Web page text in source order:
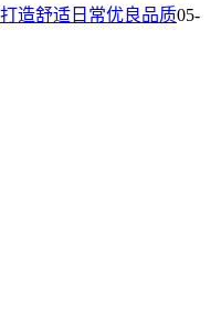
造舒适日常优良品质05-